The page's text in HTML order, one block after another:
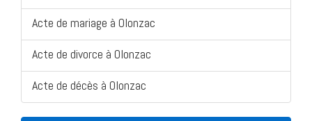
Acte de mariage à Olonzac
Acte de divorce à Olonzac
Acte de décès à Olonzac